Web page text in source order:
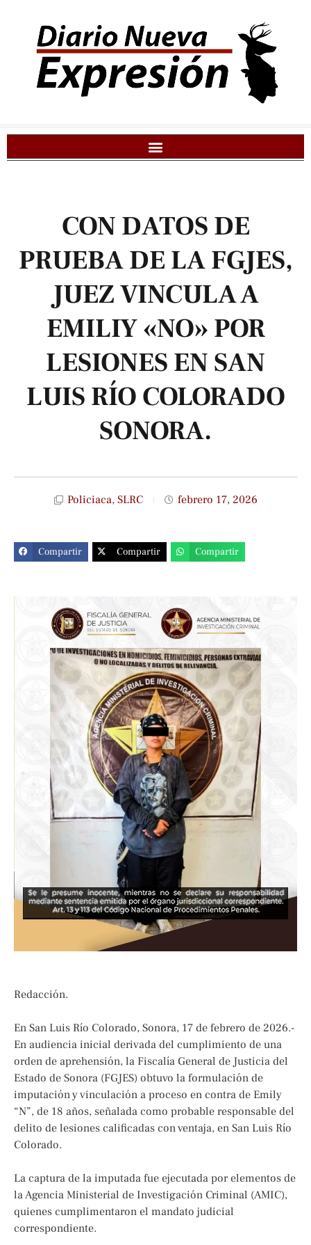
CON DATOS DE
PRUEBA DE LA FGJES,
JUEZ VINCULA A
EMILIY «NO» POR
LESIONES EN SAN
LUIS RÍO COLORADO
SONORA.
Policiaca, SLRC febrero 17, 2026
Compartir Compartir Compartir
Redacción.
En San Luis Río Colorado, Sonora, 17 de febrero de 2026.-
En audiencia inicial derivada del cumplimiento de una
orden de aprehensión, la Fiscalía General de Justicia del
Estado de Sonora (FGJES) obtuvo la formulación de
imputación y vinculación a proceso en contra de Emily
“N”, de 18 años, señalada como probable responsable del
delito de lesiones calificadas con ventaja, en San Luis Río
Colorado.
La captura de la imputada fue ejecutada por elementos de
la Agencia Ministerial de Investigación Criminal (AMIC),
quienes cumplimentaron el mandato judicial
correspondiente.